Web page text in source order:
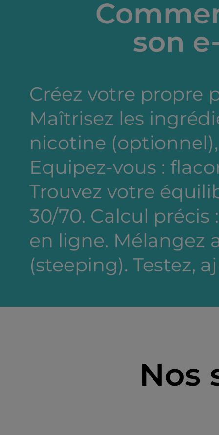
son
Créez votre propre
Maîtrisez les
nicotine
Equipez-vous :
Trouvez votre
30/70. Calcul
en ligne. Mélangez
(steeping). Testez,
Nos